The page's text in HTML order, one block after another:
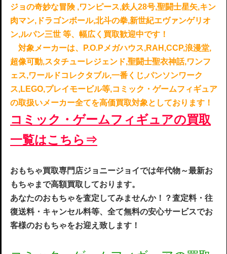
ジョの奇妙な冒険 ,ワンピース,鉄人28号,聖闘士星矢,キン
肉マン,ドラゴンボール,北斗の拳,新世紀エヴァンゲリオ
ン,ルパン三世 等、幅広く買取歓迎中です！
対象メーカーは、P.O.Pメガハウス,RAH,CCP,浪漫堂,
超像可動,スタチューレジェンド,聖闘士聖衣神話,ワンフ
ェス,ワールドコレクタブル,一番くじ,パンソンワーク
ス,LEGO,プレイモービル等,コミック・ゲームフィギュア
の取扱いメーカー全てを高価買取対象としております！
コミック・ゲームフィギュアの買取
一覧はこちら⇒
おもちゃ買取専門店ジョニージョイでは年代物～最新お
もちゃまで高額買取しております。
あなたのおもちゃを査定してみませんか！？査定料・往
復送料・キャンセル料等、全て無料の安心サービスでお
客様のおもちゃをお迎え致します！